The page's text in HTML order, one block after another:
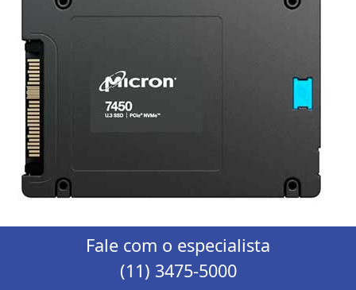
Fale com o especialista
(11) 3475-5000